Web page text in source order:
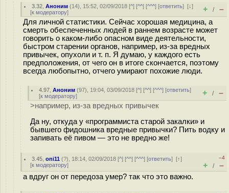
3.32 ,Аноним (14), 15:52, 02/09/2018 [^] [^^] [^^^] [ответить][↓]
[к модератору] + / –
Для личной статистики. Сейчас хорошая медицина, а
смерть обеспеченных людей в раннем возрасте может
говорить о каком-либо опасном виде деятельности,
быстром старении органов, например, из-за вредных
привычек, опухоли и т. п. Я думаю, у каждого есть
предположения, от чего он в итоге скончается, поэтому
всегда любопытно, отчего умирают похожие люди.
4.97 ,Аноним (97), 19:04, 03/09/2018 [^] [^^] [^^^] [ответить]
[к модератору] + / –
>например, из-за вредных привычек
Да ну, откуда у «программиста старой закалки» и
бывшего фидошника вредные привычки? Пить водку и
запивать её пивом — это не вредно же!
3.45 ,oni11 (?), 18:14, 02/09/2018 [^] [^^] [^^^] [ответить][↑]
[к модератору]
–4
+ / –
а вдруг он от передоза умер? так что это важно.